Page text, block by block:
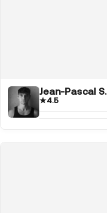
Jean-Pascal S.
★4.5